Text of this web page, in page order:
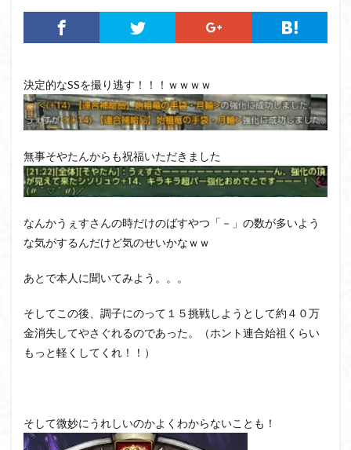
決定的なSSを撮り逃す！！！ｗｗｗｗ
無事そやたんからも祝福いただきました
なんかうぇすさんの時だけのばすやつ「－」の数が多いよう
な気がするんだけど気のせいかなｗｗ
あとで本人に聞いてみよう。。。
そしてこの後、調子にのって１５挑戦しようとして約４０万
金消失してやさぐれるのであった。（ホント連合始祖くらい
もっと軽くしてくれ！！）
そして微妙にうれしいのかよくわからないことも！